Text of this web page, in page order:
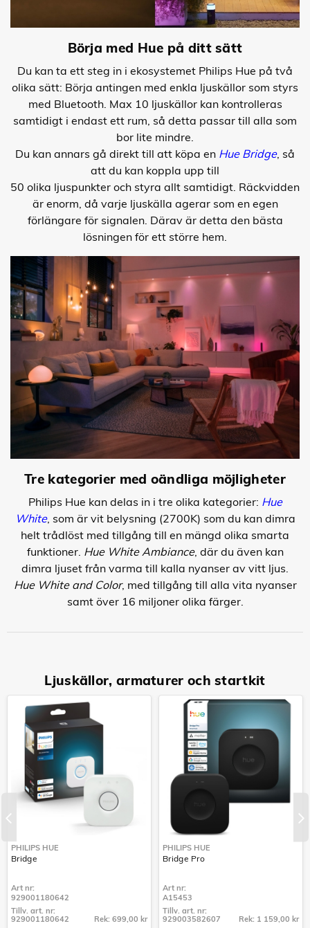
Börja med Hue på ditt sätt
Du kan ta ett steg in i ekosystemet Philips Hue på två
olika sätt: Börja antingen med enkla ljuskällor som styrs
med Bluetooth. Max 10 ljuskällor kan kontrolleras
samtidigt i endast ett rum, så detta passar till alla som
bor lite mindre.
Du kan annars gå direkt till att köpa en Hue Bridge, så
att du kan koppla upp till
50 olika ljuspunkter och styra allt samtidigt. Räckvidden
är enorm, då varje ljuskälla agerar som en egen
förlängare för signalen. Därav är detta den bästa
lösningen för ett större hem.
Tre kategorier med oändliga möjligheter
Philips Hue kan delas in i tre olika kategorier: Hue
White, som är vit belysning (2700K) som du kan dimra
helt trådlöst med tillgång till en mängd olika smarta
funktioner. Hue White Ambiance, där du även kan
dimra ljuset från varma till kalla nyanser av vitt ljus.
Hue White and Color, med tillgång till alla vita nyanser
samt över 16 miljoner olika färger.
Ljuskällor, armaturer och startkit
PHILIPS HUE
Bridge
Art nr:
929001180642
Tillv. art. nr:
929001180642
Rek: 699,00 kr
PHILIPS HUE
Bridge Pro
Art nr:
A15453
Tillv. art. nr:
929003582607
Rek: 1 159,00 kr